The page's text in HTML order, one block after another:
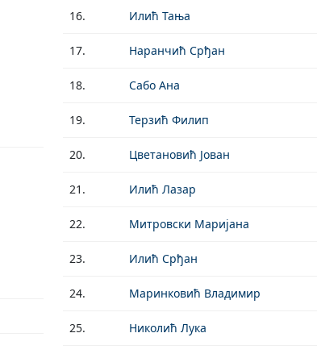
16. Илић Тања
17. Наранчић Срђан
18. Сабо Ана
19. Терзић Филип
20. Цветановић Јован
21. Илић Лазар
22. Митровски Маријана
23. Илић Срђан
24. Маринковић Владимир
25. Николић Лука